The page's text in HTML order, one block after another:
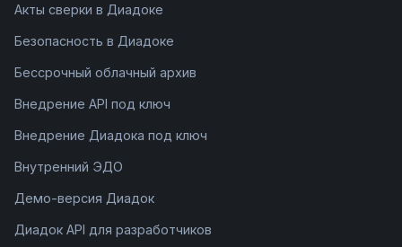
Акты сверки в Диадоке
Безопасность в Диадоке
Бессрочный облачный архив
Внедрение API под ключ
Внедрение Диадока под ключ
Внутренний ЭДО
Демо-версия Диадок
Диадок API для разработчиков